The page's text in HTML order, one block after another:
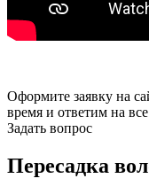
Оформите заявку на
время и ответим на
Задать вопрос
Пересадка